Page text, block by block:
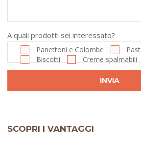
A quali prodotti sei interessato?
Panettoni e Colombe
Biscotti
Creme spalmabili
SCOPRI I VANTAGGI